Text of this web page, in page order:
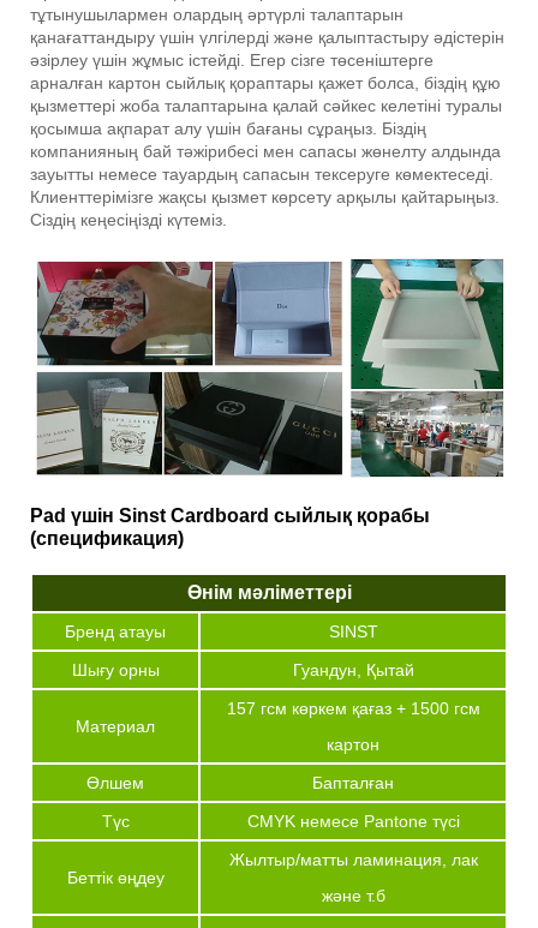
тұтынушылармен олардың әртүрлі талаптарын
қанағаттандыру үшін үлгілерді және қалыптастыру әдістерін
әзірлеу үшін жұмыс істейді. Егер сізге төсеніштерге
арналған картон сыйлық қораптары қажет болса, біздің құю
қызметтері жоба талаптарына қалай сәйкес келетіні туралы
қосымша ақпарат алу үшін бағаны сұраңыз. Біздің
компанияның бай тәжірибесі мен сапасы жөнелту алдында
зауытты немесе тауардың сапасын тексеруге көмектеседі.
Клиенттерімізге жақсы қызмет көрсету арқылы қайтарыңыз.
Сіздің кеңесіңізді күтеміз.
Pad үшін Sinst Cardboard сыйлық қорабы
(спецификация)
Өнім мәліметтері
Бренд атауы
SINST
Шығу орны
Гуандун, Қытай
Материал
157 гсм көркем қағаз + 1500 гсм
картон
Өлшем
Бапталған
Түс
CMYK немесе Pantone түсі
Беттік өңдеу
Жылтыр/матты ламинация, лак
және т.б